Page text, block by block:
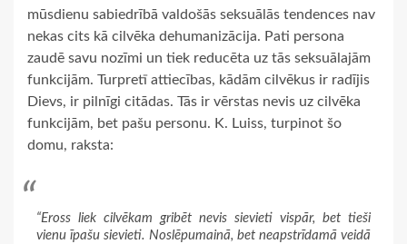
mūsdienu sabiedrībā valdošās seksuālās tendences nav
nekas cits kā cilvēka dehumanizācija. Pati persona
zaudē savu nozīmi un tiek reducēta uz tās seksuālajām
funkcijām. Turpretī attiecības, kādām cilvēkus ir radījis
Dievs, ir pilnīgi citādas. Tās ir vērstas nevis uz cilvēka
funkcijām, bet pašu personu. K. Luiss, turpinot šo
domu, raksta:
“Eross liek cilvēkam gribēt nevis sievieti vispār, bet tieši
vienu īpašu sievieti. Noslēpumainā, bet neapstrīdamā veidā